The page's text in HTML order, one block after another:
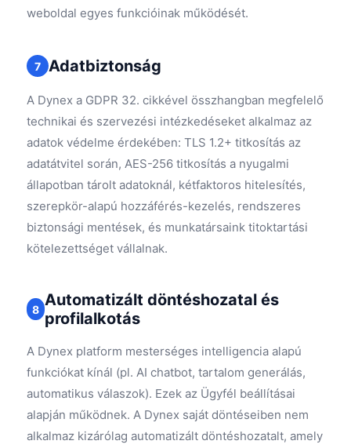
weboldal egyes funkcióinak működését.
7 Adatbiztonság
A Dynex a GDPR 32. cikkével összhangban megfelelő
technikai és szervezési intézkedéseket alkalmaz az
adatok védelme érdekében: TLS 1.2+ titkosítás az
adatátvitel során, AES-256 titkosítás a nyugalmi
állapotban tárolt adatoknál, kétfaktoros hitelesítés,
szerepkör-alapú hozzáférés-kezelés, rendszeres
biztonsági mentések, és munkatársaink titoktartási
kötelezettséget vállalnak.
8 Automatizált döntéshozatal és
profilalkotás
A Dynex platform mesterséges intelligencia alapú
funkciókat kínál (pl. AI chatbot, tartalom generálás,
automatikus válaszok). Ezek az Ügyfél beállításai
alapján működnek. A Dynex saját döntéseiben nem
alkalmaz kizárólag automatizált döntéshozatalt, amely